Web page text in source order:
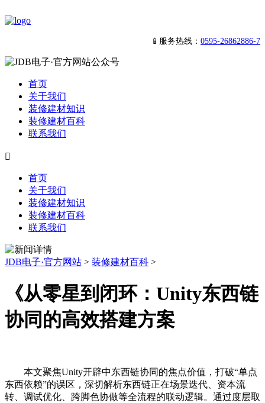
📱服务热线： 0595-26862886-7
首页
关于我们
装修建材知识
装修建材百科
联系我们

首页
关于我们
装修建材知识
装修建材百科
联系我们
JDB电子·官方网站 > 装修建材百科 >
《从零星到闭环：Unity东西链
协同的高效搭建方案
本文聚焦Unity开辟中东西链协同的焦点价值，打破“单点
东西依赖”的误区，深切解析东西链正在场景迭代、资本流
转、调试优化、跨脚色协做等全流程的联动逻辑。通过度层取